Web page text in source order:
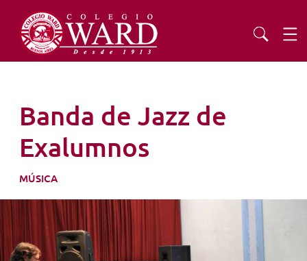
EDUCACIÓN
EXTENSIÓN
COMUNIDAD
Banda de Jazz de
Exalumnos
MÚSICA